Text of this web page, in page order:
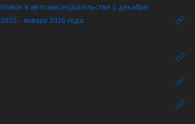
Новое в автозаконодательстве с декабря
2025 - января 2026 года